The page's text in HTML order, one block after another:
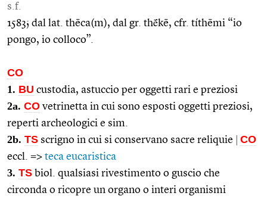
s.f.
1583; dal lat. thēca(m), dal gr. thḗkē, cfr. títhēmi “io
pongo, io colloco”.
CO
1. BU custodia, astuccio per oggetti rari e preziosi
2a. CO vetrinetta in cui sono esposti oggetti preziosi,
reperti archeologici e sim.
2b. TS scrigno in cui si conservano sacre reliquie CO
eccl. => teca eucaristica
3. TS biol. qualsiasi rivestimento o guscio che
circonda o ricopre un organo o interi organismi